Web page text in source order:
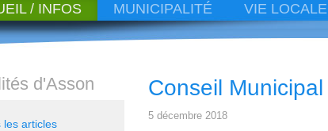
/ INFOS MUNICIPALITÉ VIE LOCALE
Conseil Municipal
5 décembre 2018
d'Asson
les articles